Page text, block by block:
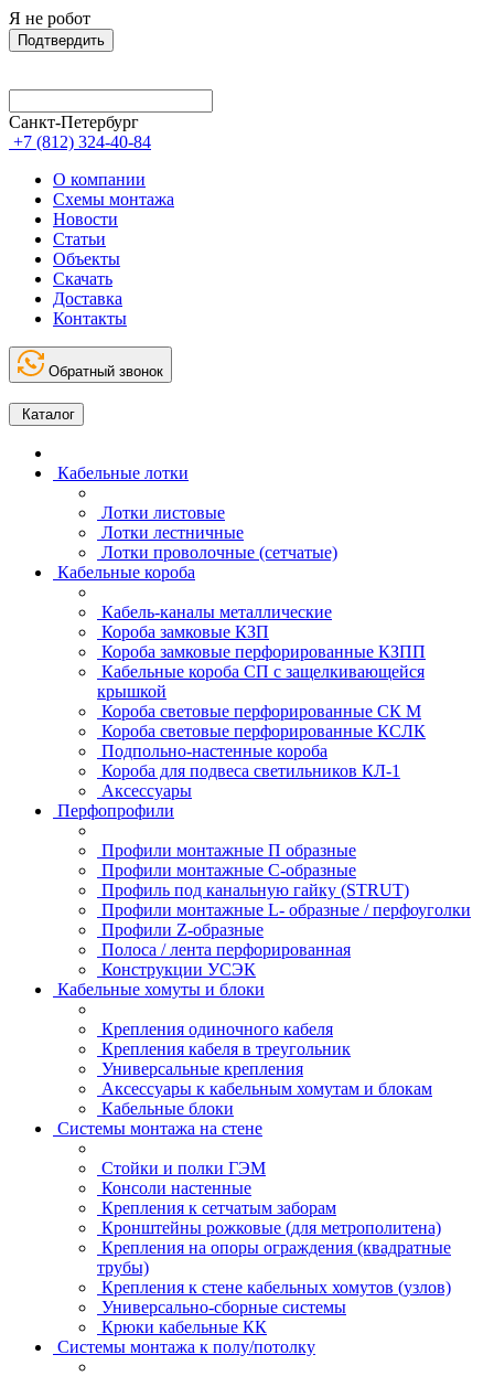
Я не робот
Подтвердить
Санкт-Петербург
+7 (812) 324-40-84
О компании
Схемы монтажа
Новости
Статьи
Объекты
Скачать
Доставка
Контакты
Обратный звонок
Каталог
Кабельные лотки
Лотки листовые
Лотки лестничные
Лотки проволочные (сетчатые)
Кабельные короба
Кабель-каналы металлические
Короба замковые КЗП
Короба замковые перфорированные КЗПП
Кабельные короба СП с защелкивающейся
крышкой
Короба световые перфорированные СК М
Короба световые перфорированные КСЛК
Подпольно-настенные короба
Короба для подвеса светильников КЛ-1
Аксессуары
Перфопрофили
Профили монтажные П образные
Профили монтажные C-образные
Профиль под канальную гайку (STRUT)
Профили монтажные L- образные / перфоуголки
Профили Z-образные
Полоса / лента перфорированная
Конструкции УСЭК
Кабельные хомуты и блоки
Крепления одиночного кабеля
Крепления кабеля в треугольник
Универсальные крепления
Аксессуары к кабельным хомутам и блокам
Кабельные блоки
Системы монтажа на стене
Стойки и полки ГЭМ
Консоли настенные
Крепления к сетчатым заборам
Кронштейны рожковые (для метрополитена)
Крепления на опоры ограждения (квадратные
трубы)
Крепления к стене кабельных хомутов (узлов)
Универсально-сборные системы
Крюки кабельные КК
Системы монтажа к полу/потолку